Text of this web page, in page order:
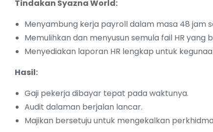
Tindakan Syazna World:
Menyambung kerja payroll dalam masa 48 jam
Memulihkan dan menyusun semula fail HR
Menyediakan laporan HR lengkap untuk
Hasil:
Gaji pekerja dibayar tepat pada waktunya.
Audit dalaman berjalan lancar.
Majikan bersetuju untuk mengekalkan